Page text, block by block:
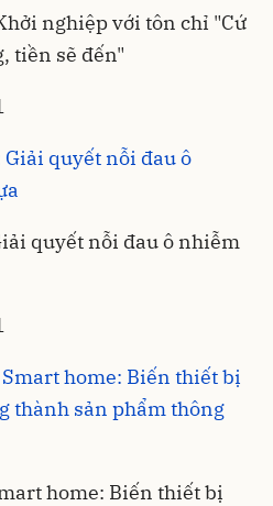
nghiệp với tôn chỉ "Cứ
tiền sẽ đến"
quyết nỗi đau ô nhiễm
home: Biến thiết bị